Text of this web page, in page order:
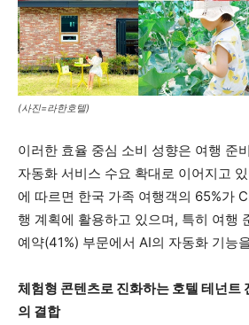
(사진=라한호텔)
이러한 효율 중심 소비 성향은 여행 준
자동화 서비스 수요 확대로 이어지고
에 따르면 한국 가족 여행객의 65%가
행 계획에 활용하고 있으며, 특히 여행
예약(41%) 부문에서 AI의 자동화 기능
체험형 콘텐츠로 진화하는 호텔 테넌
의 결합